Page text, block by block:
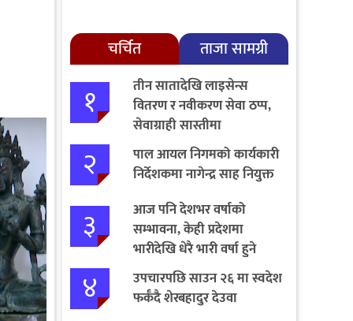
चर्चित ताजा सामग्री
१
तीन सातादेखि लाइसेन्स
वितरण र नवीकरण सेवा ठप्प,
सेवाग्राही सास्तीमा
२
पाल आयल निगमको कार्यकारी
निर्देशकमा नागेन्द्र साह नियुक्त
३
आज पनि देशभर वर्षाको
सम्भावना, केही प्रदेशमा
भारीदेखि धेरै भारी वर्षा हुने
चेतावनी
४
उपचारपछि साउन २६ मा स्वदेश
फर्कँदै शेरबहादुर देउवा